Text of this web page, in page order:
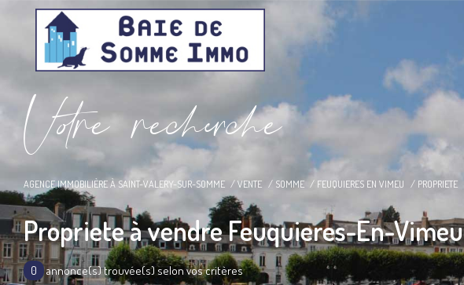
Vore recece
AGENCE IMMOBILIÈRE À SAINT-VALERY-SUR-SOMME VENTE SOMME FEUQUIERES EN VIMEU PROPRIETE
Propriete à vendre Feuquieres-En-Vimeu
0 annonce(s) trouvée(s) selon vos critères